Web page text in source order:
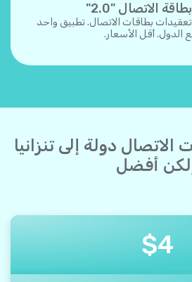
الاتصال "2.0"
بطاقات الاتصال. تطبيق واحد
الدول. أقل الأسعار.
الاتصال دولة إلى تنزانيا
أفضل
$4